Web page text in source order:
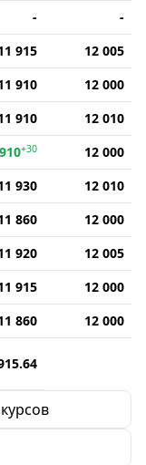
-
-
915
12 005
910
12 000
910
12 010
+30
12 000
930
12 010
860
12 000
920
12 005
915
12 000
860
12 000